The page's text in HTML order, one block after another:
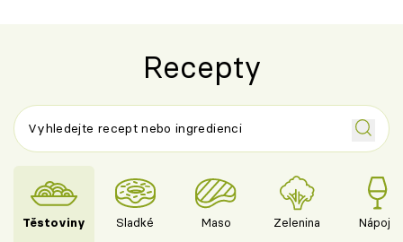
Recepty
Těstoviny Sladké Maso Zelenina Nápoje